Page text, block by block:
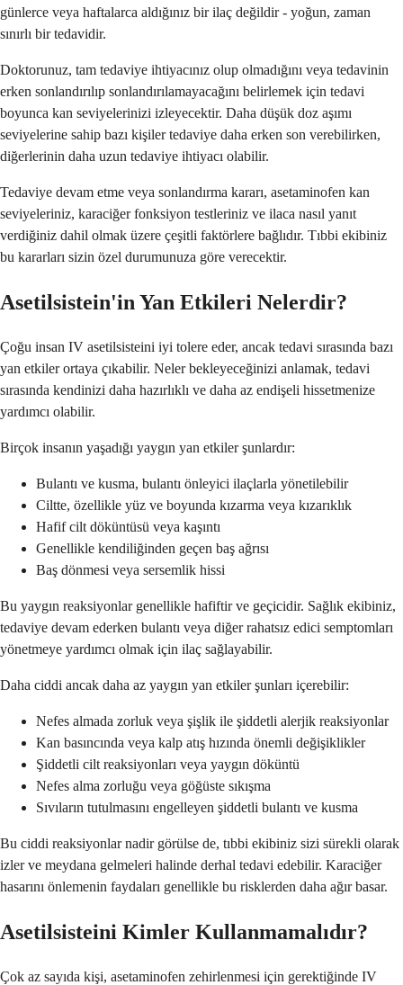
günlerce veya haftalarca aldığınız bir ilaç değildir - yoğun, zaman
sınırlı bir tedavidir.
Doktorunuz, tam tedaviye ihtiyacınız olup olmadığını veya tedavinin
erken sonlandırılıp sonlandırılamayacağını belirlemek için tedavi
boyunca kan seviyelerinizi izleyecektir. Daha düşük doz aşımı
seviyelerine sahip bazı kişiler tedaviye daha erken son verebilirken,
diğerlerinin daha uzun tedaviye ihtiyacı olabilir.
Tedaviye devam etme veya sonlandırma kararı, asetaminofen kan
seviyeleriniz, karaciğer fonksiyon testleriniz ve ilaca nasıl yanıt
verdiğiniz dahil olmak üzere çeşitli faktörlere bağlıdır. Tıbbi ekibiniz
bu kararları sizin özel durumunuza göre verecektir.
Asetilsistein'in Yan Etkileri Nelerdir?
Çoğu insan IV asetilsisteini iyi tolere eder, ancak tedavi sırasında bazı
yan etkiler ortaya çıkabilir. Neler bekleyeceğinizi anlamak, tedavi
sırasında kendinizi daha hazırlıklı ve daha az endişeli hissetmenize
yardımcı olabilir.
Birçok insanın yaşadığı yaygın yan etkiler şunlardır:
Bulantı ve kusma, bulantı önleyici ilaçlarla yönetilebilir
Ciltte, özellikle yüz ve boyunda kızarma veya kızarıklık
Hafif cilt döküntüsü veya kaşıntı
Genellikle kendiliğinden geçen baş ağrısı
Baş dönmesi veya sersemlik hissi
Bu yaygın reaksiyonlar genellikle hafiftir ve geçicidir. Sağlık ekibiniz,
tedaviye devam ederken bulantı veya diğer rahatsız edici semptomları
yönetmeye yardımcı olmak için ilaç sağlayabilir.
Daha ciddi ancak daha az yaygın yan etkiler şunları içerebilir:
Nefes almada zorluk veya şişlik ile şiddetli alerjik reaksiyonlar
Kan basıncında veya kalp atış hızında önemli değişiklikler
Şiddetli cilt reaksiyonları veya yaygın döküntü
Nefes alma zorluğu veya göğüste sıkışma
Sıvıların tutulmasını engelleyen şiddetli bulantı ve kusma
Bu ciddi reaksiyonlar nadir görülse de, tıbbi ekibiniz sizi sürekli olarak
izler ve meydana gelmeleri halinde derhal tedavi edebilir. Karaciğer
hasarını önlemenin faydaları genellikle bu risklerden daha ağır basar.
Asetilsisteini Kimler Kullanmamalıdır?
Çok az sayıda kişi, asetaminofen zehirlenmesi için gerektiğinde IV